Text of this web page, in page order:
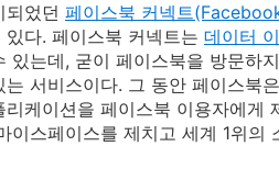
되었던 페이스북 커넥트
다. 페이스북 커넥트는 데이터
있는데, 굳이 페이스북을 방문하
서비스이다. 그 동안 페이스북
케이션을 페이스북 이용자에게
이스페이스를 제치고 세계 1위의